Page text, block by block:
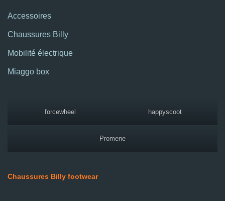
Accessoires
Chaussures Billy
Mobilité électrique
Miaggo box
forcewheel happyscoot
Promene
Chaussures Billy footwear